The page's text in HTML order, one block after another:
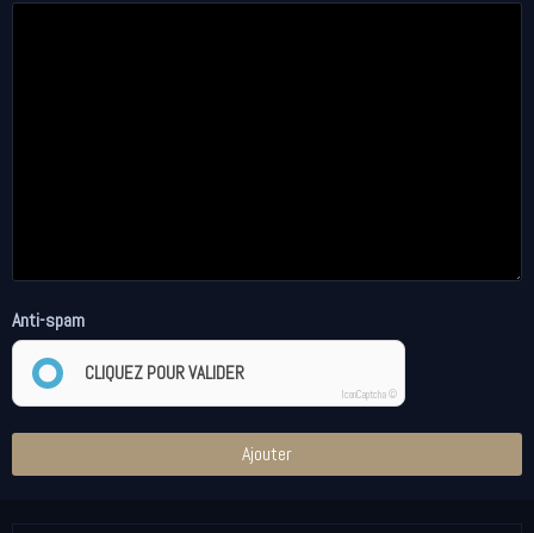
Anti-spam
CLIQUEZ POUR VALIDER
IconCaptcha ©
Ajouter